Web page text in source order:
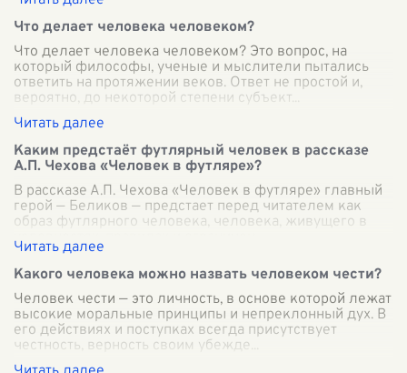
Что делает человека человеком?
Что делает человека человеком? Это вопрос, на
который философы, ученые и мыслители пытались
ответить на протяжении веков. Ответ не простой и,
вероятно, до некоторой степени субъект
Каким предстаёт футлярный человек в рассказе
А.П. Чехова «Человек в футляре»?
В рассказе А.П. Чехова «Человек в футляре» главный
герой — Беликов — предстает перед читателем как
образ футлярного человека, человека, живущего в
условностях, правилах и ограничен
Какого человека можно назвать человеком чести?
Человек чести — это личность, в основе которой лежат
высокие моральные принципы и непреклонный дух. В
его действиях и поступках всегда присутствует
честность, верность своим убежде